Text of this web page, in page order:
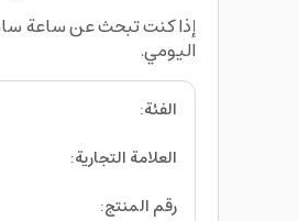
إذا كنت تبحث عن ساعة
اليومي.
الفئة:
العلامة التجارية:
رقم المنتج: